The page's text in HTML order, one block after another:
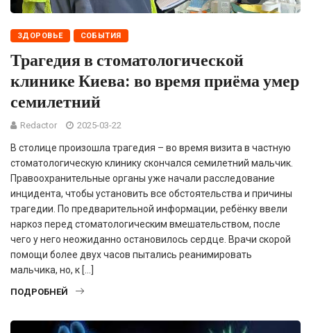
ЗДОРОВЬЕ СОБЫТИЯ
Трагедия в стоматологической
клинике Киева: во время приёма умер
семилетний
Redactor 2025-03-22
В столице произошла трагедия – во время визита в частную
стоматологическую клинику скончался семилетний мальчик.
Правоохранительные органы уже начали расследование
инцидента, чтобы установить все обстоятельства и причины
трагедии. По предварительной информации, ребёнку ввели
наркоз перед стоматологическим вмешательством, после
чего у него неожиданно остановилось сердце. Врачи скорой
помощи более двух часов пытались реанимировать
мальчика, но, к […]
ПОДРОБНЕЙ